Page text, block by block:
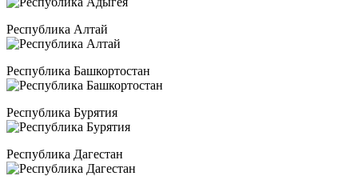
Республика Алтай
Республика Башкортостан
Республика Бурятия
Республика Дагестан